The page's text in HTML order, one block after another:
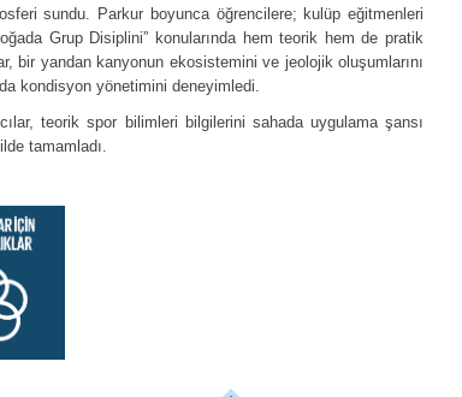
sundu. Parkur boyunca öğrencilere; kulüp eğitmenleri
Grup Disiplini” konularında hem teorik hem de pratik
bir yandan kanyonun ekosistemini ve jeolojik oluşumlarını
kondisyon yönetimini deneyimledi.
teorik spor bilimleri bilgilerini sahada uygulama şansı
tamamladı.